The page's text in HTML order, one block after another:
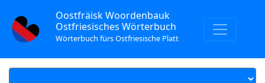
Oostfräisk Woordenbauk
Ostfriesisches Wörterbuch
Wörterbuch fürs Ostfriesische Platt